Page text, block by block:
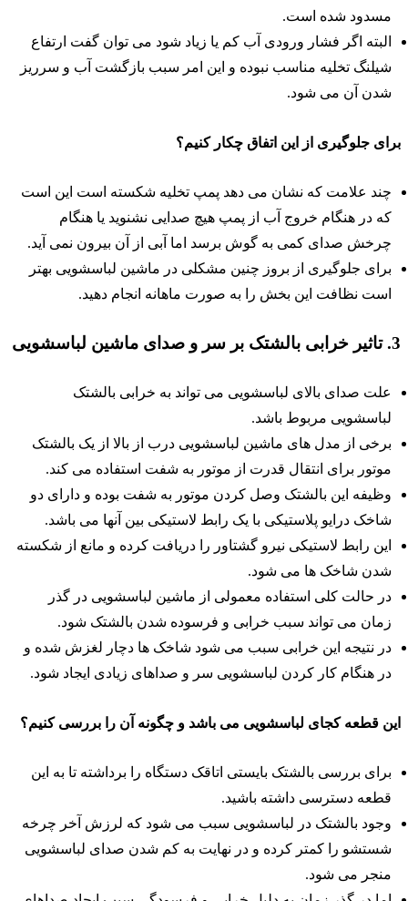
مسدود شده است.
البته اگر فشار ورودی آب کم یا زیاد شود می توان گفت ارتفاع
شیلنگ تخلیه مناسب نبوده و این امر سبب بازگشت آب و سرریز
شدن آن می شود.
جلوگیری از این اتفاق چکار کنیم؟
چند علامت که نشان می دهد پمپ تخلیه شکسته است این است
که در هنگام خروج آب از پمپ هیچ صدایی نشنوید یا هنگام
چرخش صدای کمی به گوش برسد اما آبی از آن بیرون نمی آید.
برای جلوگیری از بروز چنین مشکلی در ماشین لباسشویی بهتر
است نظافت این بخش را به صورت ماهانه انجام دهید.
علت صدای بالای لباسشویی می تواند به خرابی بالشتک
لباسشویی مربوط باشد.
برخی از مدل های ماشین لباسشویی درب از بالا از یک بالشتک
موتور برای انتقال قدرت از موتور به شفت استفاده می کند.
وظیفه این بالشتک وصل کردن موتور به شفت بوده و دارای دو
شاخک درایو پلاستیکی با یک رابط لاستیکی بین آنها می باشد.
این رابط لاستیکی نیرو گشتاور را دریافت کرده و مانع از شکسته
شدن شاخک ها می شود.
در حالت کلی استفاده معمولی از ماشین لباسشویی در گذر
زمان می تواند سبب خرابی و فرسوده شدن بالشتک شود.
در نتیجه این خرابی سبب می شود شاخک ها دچار لغزش شده و
در هنگام کار کردن لباسشویی سر و صداهای زیادی ایجاد شود.
قطعه کجای لباسشویی می باشد و چگونه آن را بررسی کنیم؟
برای بررسی بالشتک بایستی اتاقک دستگاه را برداشته تا به این
قطعه دسترسی داشته باشید.
وجود بالشتک در لباسشویی سبب می شود که لرزش آخر چرخه
شستشو را کمتر کرده و در نهایت به کم شدن صدای لباسشویی
منجر می شود.